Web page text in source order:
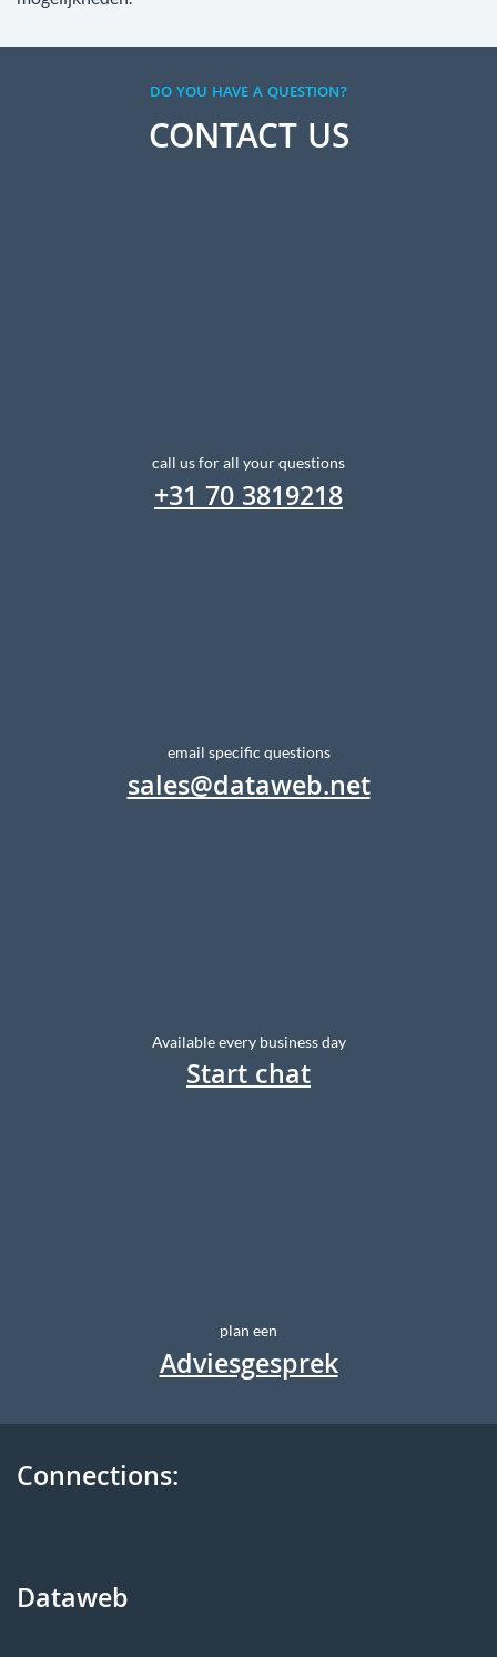
DO YOU HAVE A QUESTION?
CONTACT US
call us for all your questions
+31 70 3819218
email specific questions
sales@dataweb.net
Available every business day
Start chat
plan een
Adviesgesprek
Connections:
Dataweb